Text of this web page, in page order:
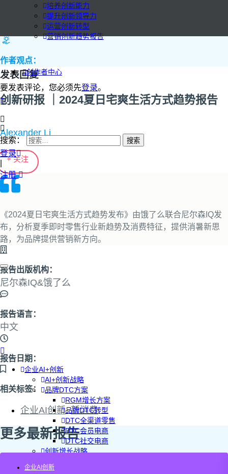
培养创新能力
提升创新领导力
运营创新转型
营销创新趋势报告
创作者中心
搜索：
登录
注册
企业AI+创新
AI+创新战略
品牌DTC方案
RGM增长方案
品牌DTC转型
DTC全渠道零售
DTC会员电商
DTC社交电商
创新增长战略
AI+创新加速
作者观点：
发表回复
要发表评论，您必须先登录。
创新研报 ｜2024夏日宅爽生活方式趋势报告
Alexander Li
+ 关注
《2024夏日宅爽生活方式趋势发布》由饿了么联合尼尔森IQ发
布，分析夏季即时零售行业新趋势及消费特征，提供消暑新思
路，为品牌提供营销新方向。
报告出版机构：
尼尔森IQ&饿了么
报告语言：
中文
报告日期：
相关标签：
企业AI创新,新消费
更多最新报告
企业AI创新